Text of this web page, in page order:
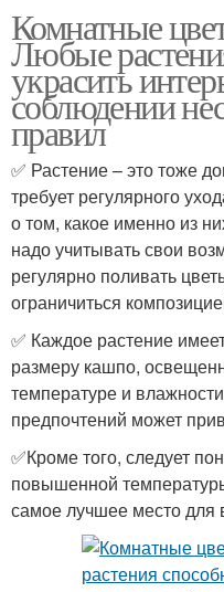
Комнатные
Любые
украсить
соблюдении
правил
✅ Растение – это тоже
требует регулярного
о том, какое именно из
надо учитывать свои
регулярно поливать
ограничиться
✅ Каждое растение
размеру кашпо,
температуре и
предпочтений может
✅Кроме того, следует
повышенной
самое лучшее место